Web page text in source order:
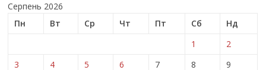
Серпень 2026
Пн
Вт Ср Чт Пт Сб
Нд
1
2
3
4 5 6 7 8
9